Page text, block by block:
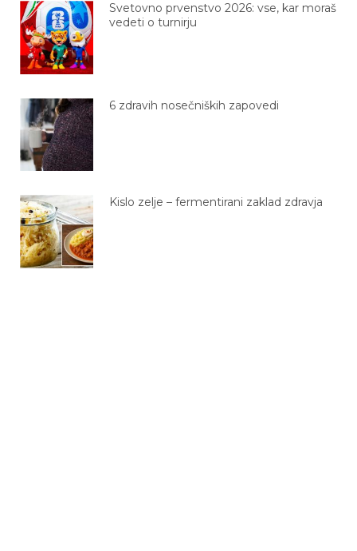
Svetovno prvenstvo 2026: vse, kar moraš
vedeti o turnirju
6 zdravih nosečniških zapovedi
Kislo zelje – fermentirani zaklad zdravja